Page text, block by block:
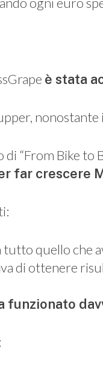
è stata
“From Bike to
far crescere
tutto quello che
di ottenere
funzionato